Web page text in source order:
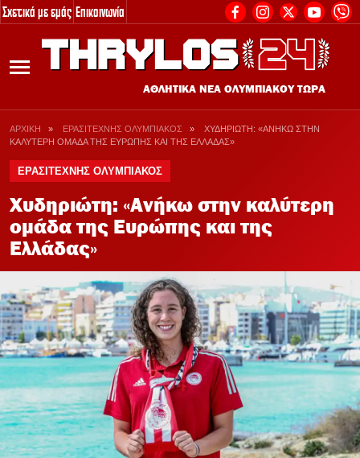
Σχετικά με εμάς Επικοινωνία
ΑΘΛΗΤΙΚΑ ΝΕΑ ΟΛΥΜΠΙΑΚΟΥ ΤΩΡΑ
ΑΡΧΙΚΗ » ΕΡΑΣΙΤΕΧΝΗΣ ΟΛΥΜΠΙΑΚΟΣ » ΧΥΔΗΡΙΩΤΗ: «ΑΝΗΚΩ ΣΤΗΝ
ΚΑΛΥΤΕΡΗ ΟΜΑΔΑ ΤΗΣ ΕΥΡΩΠΗΣ ΚΑΙ ΤΗΣ ΕΛΛΑΔΑΣ»
ΕΡΑΣΙΤΕΧΝΗΣ ΟΛΥΜΠΙΑΚΟΣ
Χυδηριώτη: «Ανήκω στην καλύτερη
ομάδα της Ευρώπης και της
Ελλάδας»
2
τα Online Casino
Online Casino
Χωρις Ταυτοποιηση
Εταιριες
Στοιχηματικες Εταιριες
Καζίνο
για Ποκερ
ΤΑ ΡΟΣΤΕΡ ΟΛΩΝ
Μπάσκετ
Βόλεϊ
Πόλο Ανδρών
Πόλο
Χαντμπολ